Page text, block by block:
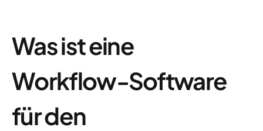
Was ist eine
Workflow-Software
für den